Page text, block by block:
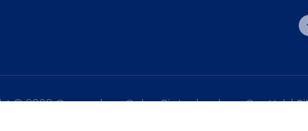
© 2026 Guangzhou Gelan Biotechnology Co., Ltd. |